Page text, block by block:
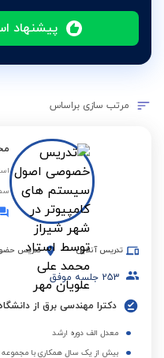
پیشنهاد
مرتب سازی براساس
تدریس آنلاین تدریس
253 جلسه موفق
دکترا مهندسی برق از
معدل الف دوره ارشد
بیش از یک سال همکاری با مجموعه